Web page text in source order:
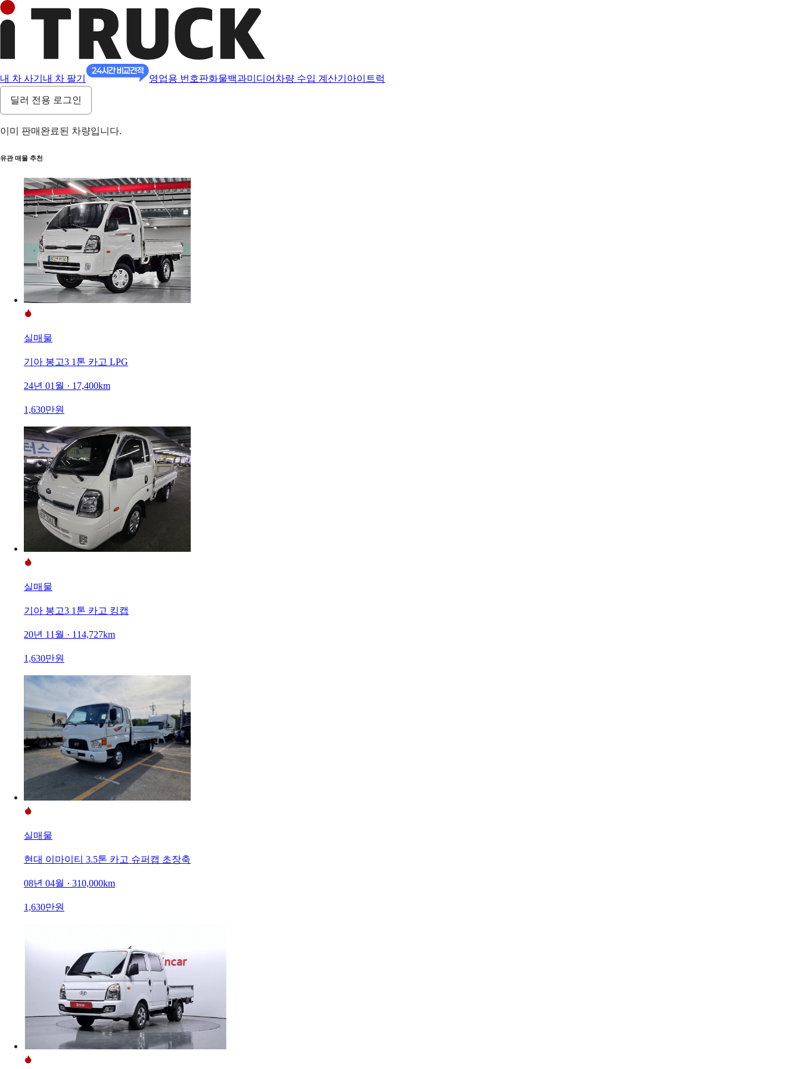
내 차 사기 내 차 팔기 영업용 번호판화물백과미디어 차량 수입 계산기 아이트럭
딜러 전용 로그인
이미 판매완료된 차량입니다.
유관 매물 추천
실매물
기아 봉고3 1톤 카고 LPG
24년 01월 · 17,400km
1,630만원
실매물
기아 봉고3 1톤 카고 킹캡
20년 11월 · 114,727km
1,630만원
실매물
현대 이마이티 3.5톤 카고 슈퍼캡 초장축
08년 04월 · 310,000km
1,630만원